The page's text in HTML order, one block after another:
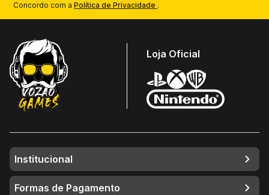
Concordo com aPolítica de Privacidade .
Loja Oficial
Institucional
Formas de Pagamento